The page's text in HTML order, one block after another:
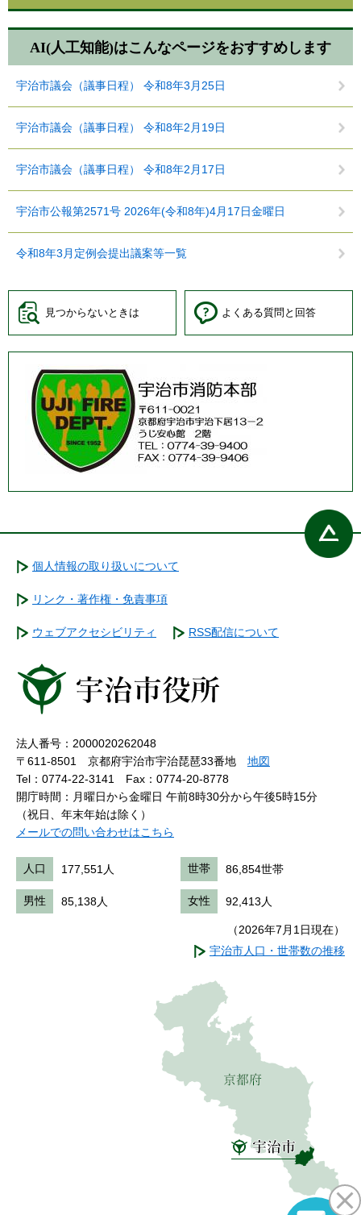
AI(人工知能)はこんなページをおすすめします
宇治市議会（議事日程） 令和8年3月25日
宇治市議会（議事日程） 令和8年2月19日
宇治市議会（議事日程） 令和8年2月17日
宇治市公報第2571号 2026年(令和8年)4月17日金曜日
令和8年3月定例会提出議案等一覧
見つからないときは よくある質問と回答
個人情報の取り扱いについて
リンク・著作権・免責事項
ウェブアクセシビリティ RSS配信について
法人番号：2000020262048
〒611-8501 京都府宇治市宇治琵琶33番地 地図
Tel：0774-22-3141
Fax：0774-20-8778
開庁時間：月曜日から金曜日 午前8時30分から午後5時15分
（祝日、年末年始は除く）
メールでの問い合わせはこちら
人口 177,551人 世帯 86,854世帯
男性 85,138人 女性 92,413人
（2026年7月1日現在）
宇治市人口・世帯数の推移